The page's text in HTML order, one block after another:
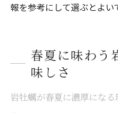
報を参考にして選ぶとよい
春夏に味わう
味しさ
岩牡蠣が春夏に濃厚になる